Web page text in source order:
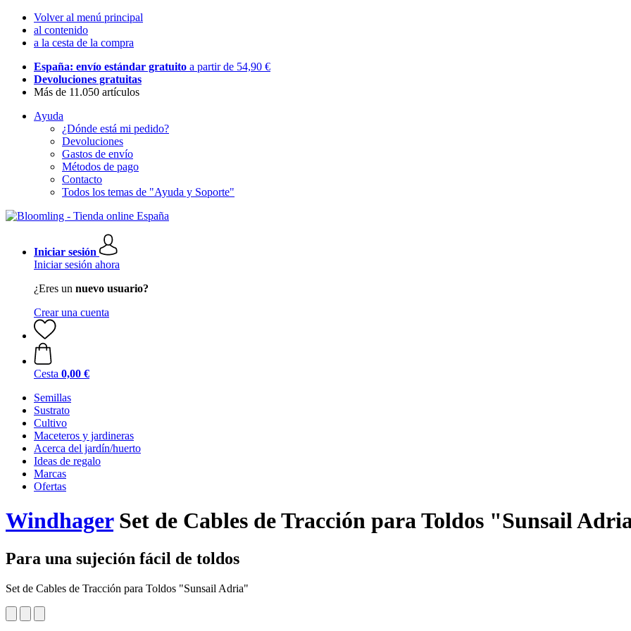
Volver al menú principal
al contenido
a la cesta de la compra
España: envío estándar gratuito a partir de 54,90 €
Devoluciones gratuitas
Más de 11.050 artículos
Ayuda
¿Dónde está mi pedido?
Devoluciones
Gastos de envío
Métodos de pago
Contacto
Todos los temas de "Ayuda y Soporte"
Iniciar sesión
Iniciar sesión ahora
¿Eres un nuevo usuario?
Crear una cuenta
Cesta 0,00 €
Semillas
Sustrato
Cultivo
Maceteros y jardineras
Acerca del jardín/huerto
Ideas de regalo
Marcas
Ofertas
WindhagerSet de Cables de Tracción para Toldos "Sunsail
Para una sujeción fácil de toldos
Set de Cables de Tracción para Toldos "Sunsail Adria"